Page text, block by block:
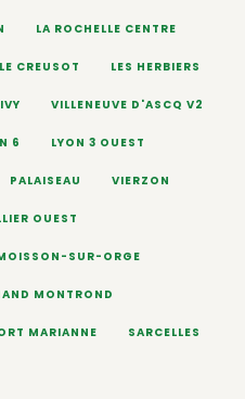
LA ROCHELLE CENTRE
LE CREUSOT LES HERBIERS
VILLENEUVE D'ASCQ V2
6 LYON 3 OUEST
PALAISEAU VIERZON
OUEST
SUR-ORGE
MONTROND
MARIANNE SARCELLES